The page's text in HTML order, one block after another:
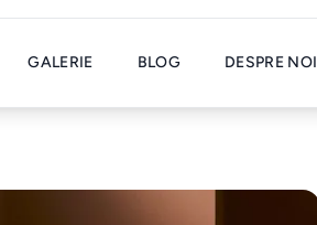
GALERIE BLOG DESPRE NOI